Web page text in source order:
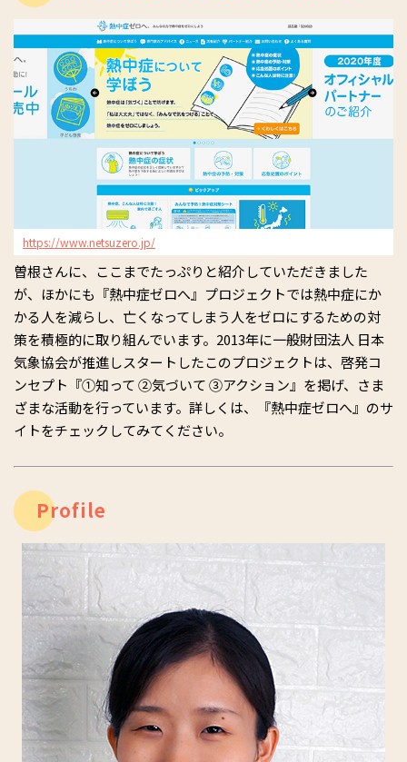
https://www.netsuzero.jp/
曽根さんに、ここまでたっぷりと紹介していただきました
が、ほかにも『熱中症ゼロへ』プロジェクトでは熱中症にか
かる人を減らし、亡くなってしまう人をゼロにするための対
策を積極的に取り組んでいます。2013年に一般財団法人 日本
気象協会が推進しスタートしたこのプロジェクトは、啓発コ
ンセプト『①知って ②気づいて ③アクション』を掲げ、さま
ざまな活動を行っています。詳しくは、『熱中症ゼロへ』のサ
イトをチェックしてみてください。
Profile